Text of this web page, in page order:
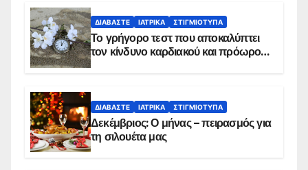
ΔΙΑΒΆΣΤΕ ΙΑΤΡΙΚΆ ΣΤΙΓΜΙΌΤΥΠΑ
Το γρήγορο τεστ που αποκαλύπτει
τον κίνδυνο καρδιακού και πρόωρου
ΔΙΑΒΆΣΤΕ ΙΑΤΡΙΚΆ ΣΤΙΓΜΙΌΤΥΠΑ
Δεκέμβριος: Ο μήνας – πειρασμός για
τη σιλουέτα μας